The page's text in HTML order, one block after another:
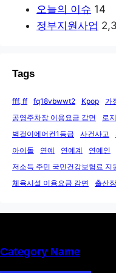
오늘의 이슈 14
정부지원사업
Tags
fff, ff fq18vbwwt2 Kpop 가
공영주차장 이용요금 감면
로
벽걸이에어컨1등급
사건사고
아이돌
연예 연예계 연예인
저소득 주민 국민건강보험료 지
체육시설 이용요금 감면
출산
Category Name